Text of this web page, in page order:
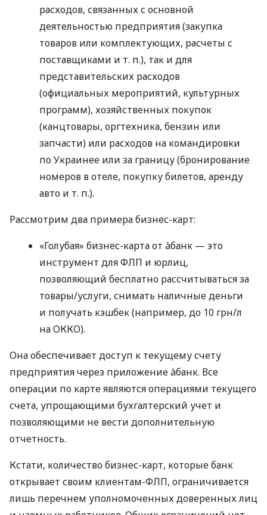
расходов, связанных с основной
деятельностью предприятия (закупка
товаров или комплектующих, расчеты с
поставщиками и т. п.), так и для
представительских расходов
(официальных мероприятий, культурных
программ), хозяйственных покупок
(канцтовары, оргтехника, бензин или
запчасти) или расходов на командировки
по Украинее или за границу (бронирование
номеров в отеле, покупку билетов, аренду
авто и т. п.).
Рассмотрим два примера бизнес-карт:
«Голубая» бизнес-карта от àбанк — это
инструмент для ФЛП и юрлиц,
позволяющий бесплатно рассчитываться за
товары/услуги, снимать наличные деньги
и получать кэшбек (например, до 10 грн/л
на ОККО).
Она обеспечивает доступ к текущему счету
предприятия через приложение àбанк. Все
операции по карте являются операциями текущего
счета, упрощающими бухгалтерский учет и
позволяющими не вести дополнительную
отчетность.
Кстати, количество бизнес-карт, которые банк
открывает своим клиентам-ФЛП, ограничивается
лишь перечнем уполномоченных доверенных лиц